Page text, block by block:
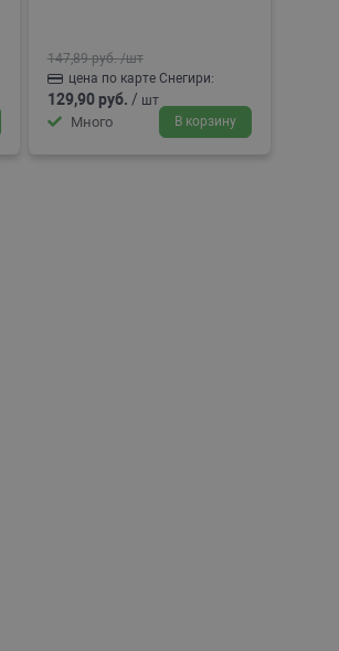
147,89 руб. /шт
цена по карте Снегири:
129,90 руб. / шт
Много В корзину